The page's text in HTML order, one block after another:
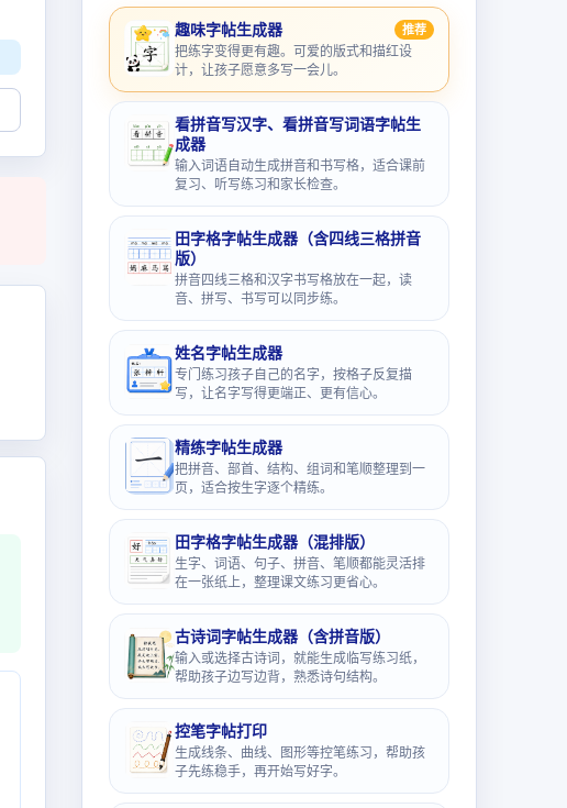
趣味字帖生成器 推荐
把练字变得更有趣。可爱的版式和描红设
计，让孩子愿意多写一会儿。
看拼音写汉字、看拼音写词语字帖生
成器
输入词语自动生成拼音和书写格，适合课前
复习、听写练习和家长检查。
田字格字帖生成器（含四线三格拼音
版）
拼音四线三格和汉字书写格放在一起，读
音、拼写、书写可以同步练。
姓名字帖生成器
专门练习孩子自己的名字，按格子反复描
写，让名字写得更端正、更有信心。
精练字帖生成器
把拼音、部首、结构、组词和笔顺整理到一
页，适合按生字逐个精练。
田字格字帖生成器（混排版）
生字、词语、句子、拼音、笔顺都能灵活排
在一张纸上，整理课文练习更省心。
古诗词字帖生成器（含拼音版）
输入或选择古诗词，就能生成临写练习纸，
帮助孩子边写边背，熟悉诗句结构。
控笔字帖打印
生成线条、曲线、图形等控笔练习，帮助孩
子先练稳手，再开始写好字。